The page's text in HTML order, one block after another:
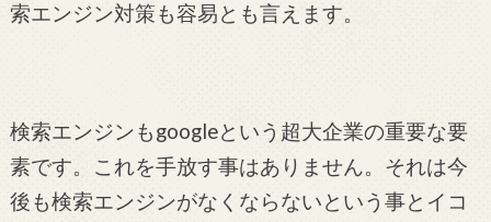
索エンジン対策も容易とも言えます。
検索エンジンもgoogleという超大企業の重要な要
素です。これを手放す事はありません。それは今
後も検索エンジンがなくならないという事とイコ